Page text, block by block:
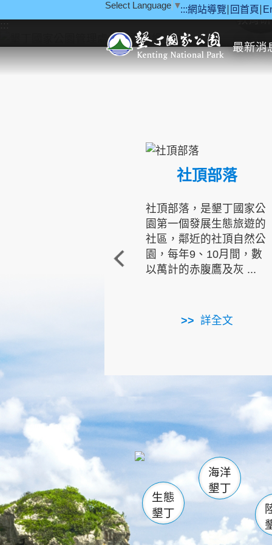
:::網站導覽 回首頁
Select Language ▼
最新消
::: 教育
社頂部落
社頂部落，是墾丁國家公
園第一個發展生態旅遊的
社區，鄰近的社頂自然公
園，每年9、10月間，數
以萬計的赤腹鷹及灰 ...
詳全文
龜山 海生館
恆春
龍鑾潭自
瓊麻館
關山
白砂
生態
墾丁
海洋
墾丁